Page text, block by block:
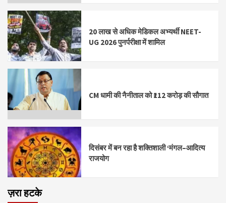
20 लाख से अधिक मेडिकल अभ्यर्थी NEET-
UG 2026 पुनर्परीक्षा में शामिल
CM धामी की नैनीताल को ₹112 करोड़ की सौगात
दिसंबर में बन रहा है शक्तिशाली ‘मंगल–आदित्य
राजयोग
ज़रा हटके